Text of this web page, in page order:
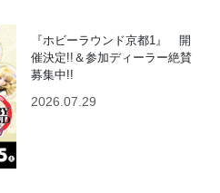
『ホビーラウンド京都1』 開
催決定!!＆参加ディーラー絶賛
募集中!!
2026.07.29